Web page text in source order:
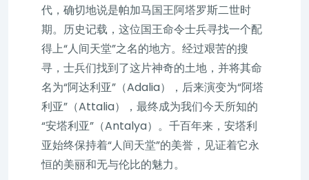
代，确切地说是帕加马国王阿塔罗斯二世时
期。历史记载，这位国王命令士兵寻找一个配
得上“人间天堂”之名的地方。经过艰苦的搜
寻，士兵们找到了这片神奇的土地，并将其命
名为“阿达利亚”（Adalia），后来演变为“阿塔
利亚”（Attalia），最终成为我们今天所知的
“安塔利亚”（Antalya）。千百年来，安塔利
亚始终保持着“人间天堂”的美誉，见证着它永
恒的美丽和无与伦比的魅力。